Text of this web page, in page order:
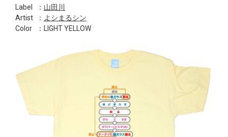
Label ： 山田川
Artist
： よシまるシン
Color
：LIGHT YELLOW